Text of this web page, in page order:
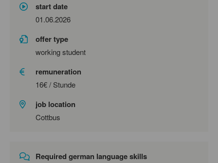
start date
01.06.2026
offer type
working student
remuneration
16€ / Stunde
job location
Cottbus
Required german language skills